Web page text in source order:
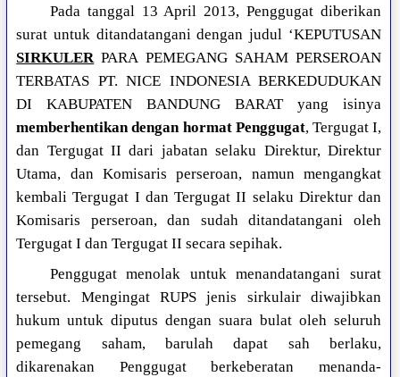
Pada tanggal 13 April 2013, Penggugat diberikan
surat untuk ditandatangani dengan judul ‘KEPUTUSAN
SIRKULERPARA PEMEGANG SAHAM PERSEROAN
TERBATAS PT. NICE INDONESIA BERKEDUDUKAN
DI KABUPATEN BANDUNG BARAT yang isinya
memberhentikan dengan hormat Penggugat, Tergugat I,
dan Tergugat II dari jabatan selaku Direktur, Direktur
Utama, dan Komisaris perseroan, namun mengangkat
kembali Tergugat I dan Tergugat II selaku Direktur dan
Komisaris perseroan, dan sudah ditandatangani oleh
Tergugat I dan Tergugat II secara sepihak.
Penggugat menolak untuk menandatangani surat
tersebut. Mengingat RUPS jenis sirkulair diwajibkan
hukum untuk diputus dengan suara bulat oleh seluruh
pemegang saham, barulah dapat sah berlaku,
dikarenakan Penggugat berkeberatan menanda-